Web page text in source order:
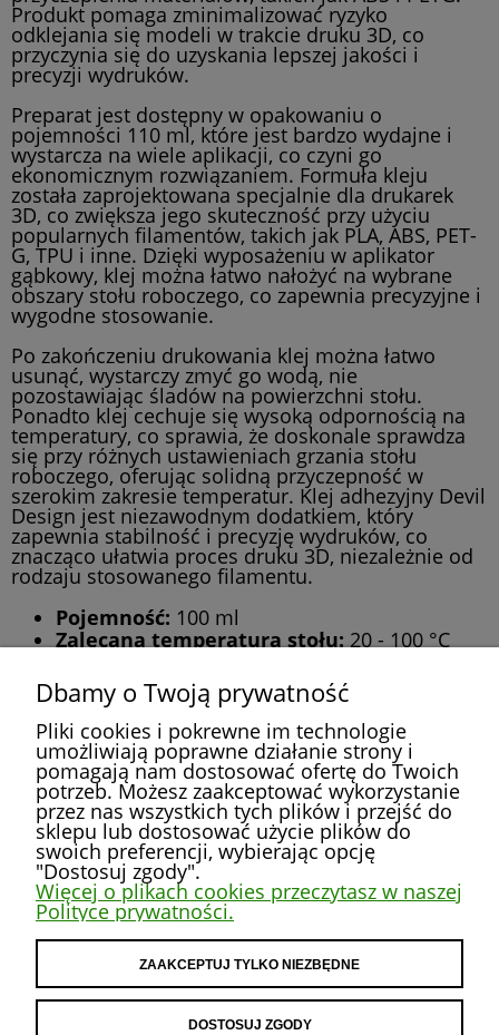
Produkt pomaga zminimalizować ryzyko
odklejania się modeli w trakcie druku 3D, co
przyczynia się do uzyskania lepszej jakości i
precyzji wydruków.
Preparat jest dostępny w opakowaniu o
pojemności 110 ml, które jest bardzo wydajne i
wystarcza na wiele aplikacji, co czyni go
ekonomicznym rozwiązaniem. Formuła kleju
została zaprojektowana specjalnie dla drukarek
3D, co zwiększa jego skuteczność przy użyciu
popularnych filamentów, takich jak PLA, ABS, PET-
G, TPU i inne. Dzięki wyposażeniu w aplikator
gąbkowy, klej można łatwo nałożyć na wybrane
obszary stołu roboczego, co zapewnia precyzyjne i
wygodne stosowanie.
Po zakończeniu drukowania klej można łatwo
usunąć, wystarczy zmyć go wodą, nie
pozostawiając śladów na powierzchni stołu.
Ponadto klej cechuje się wysoką odpornością na
temperatury, co sprawia, że doskonale sprawdza
się przy różnych ustawieniach grzania stołu
roboczego, oferując solidną przyczepność w
szerokim zakresie temperatur. Klej adhezyjny Devil
Design jest niezawodnym dodatkiem, który
zapewnia stabilność i precyzję wydruków, co
znacząco ułatwia proces druku 3D, niezależnie od
rodzaju stosowanego filamentu.
Pojemność: 100 ml
Zalecana temperatura stołu: 20 - 100 °C
ASA, HIPS
Apikator : gąbkowy
POMOC
MOJE KONTO
INFORMACJE
Dbamy o Twoją prywatność
Pliki cookies i pokrewne im technologie
umożliwiają poprawne działanie strony i
pomagają nam dostosować ofertę do Twoich
potrzeb. Możesz zaakceptować wykorzystanie
przez nas wszystkich tych plików i przejść do
sklepu lub dostosować użycie plików do
swoich preferencji, wybierając opcję
"Dostosuj zgody".
Więcej o plikach cookies przeczytasz w naszej
Polityce prywatności.
ZAAKCEPTUJ TYLKO NIEZBĘDNE
DOSTOSUJ ZGODY